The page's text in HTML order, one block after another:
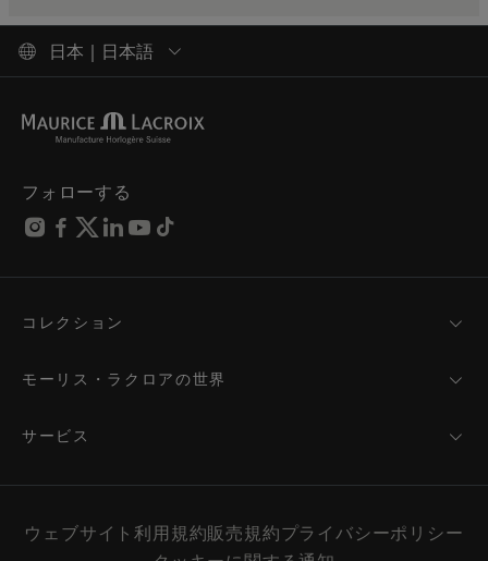
日本 | 日本語
フォローする
コレクション
AIKON
PONTOS
FIABA
ウィメンズ
モーリス・ラクロアの世界
プレスルーム
パートナーシップ
サービス
お手入れのアドバイス
サービスと料金
ウェブサイト利用規約販売規約プライバシーポリシー